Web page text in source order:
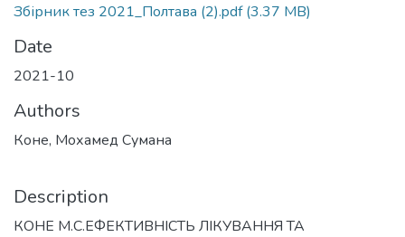
Збірник тез 2021_Полтава (2).pdf(3.37 MB)
Date
2021-10
Authors
Коне, Мохамед Сумана
Description
КОНЕ М.С.ЕФЕКТИВНІСТЬ ЛІКУВАННЯ ТА